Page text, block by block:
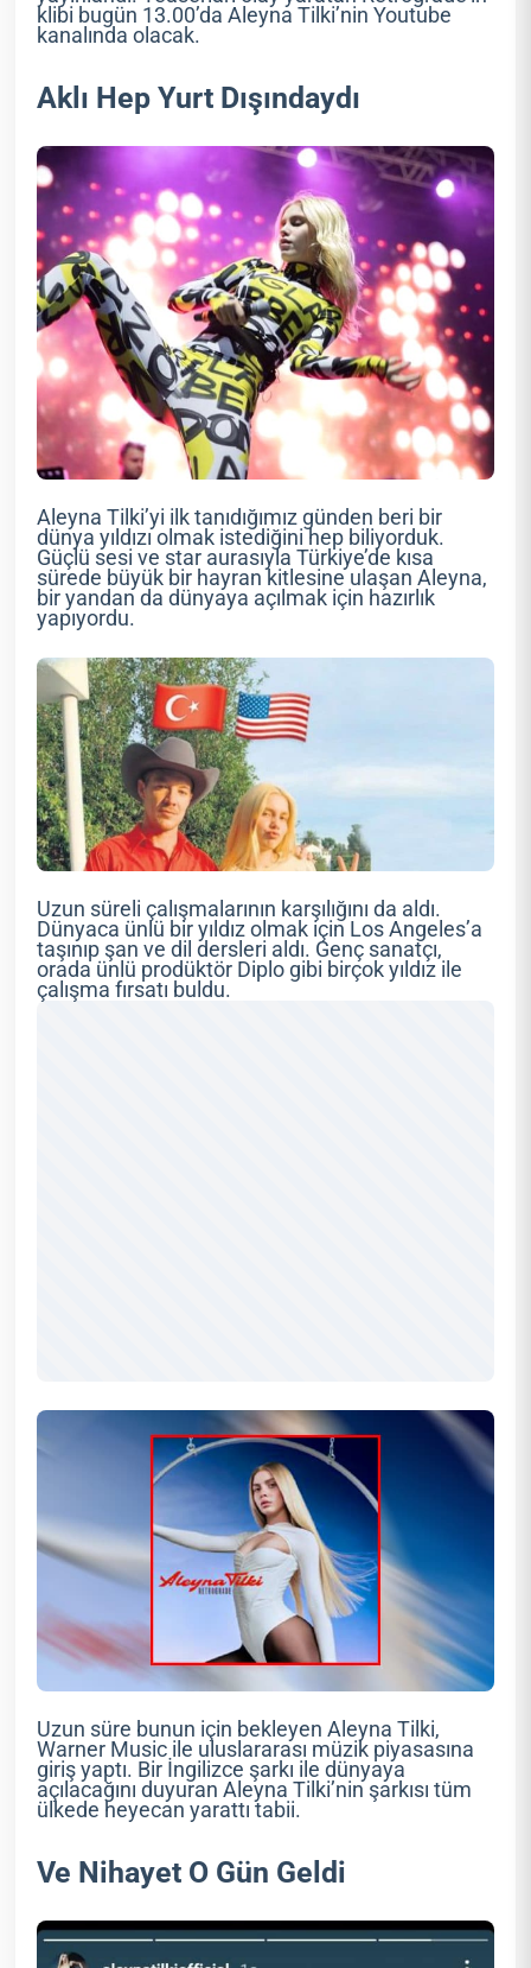
klibi bugün 13.00’da Aleyna Tilki’nin Youtube
kanalında olacak.
Aklı Hep Yurt Dışındaydı
Aleyna Tilki’yi ilk tanıdığımız günden beri bir
dünya yıldızı olmak istediğini hep biliyorduk.
Güçlü sesi ve star aurasıyla Türkiye’de kısa
sürede büyük bir hayran kitlesine ulaşan Aleyna,
bir yandan da dünyaya açılmak için hazırlık
yapıyordu.
Uzun süreli çalışmalarının karşılığını da aldı.
Dünyaca ünlü bir yıldız olmak için Los Angeles’a
taşınıp şan ve dil dersleri aldı. Genç sanatçı,
orada ünlü prodüktör Diplo gibi birçok yıldız ile
çalışma fırsatı buldu.
Uzun süre bunun için bekleyen Aleyna Tilki,
Warner Music ile uluslararası müzik piyasasına
giriş yaptı. Bir İngilizce şarkı ile dünyaya
açılacağını duyuran Aleyna Tilki’nin şarkısı tüm
ülkede heyecan yarattı tabii.
Ve Nihayet O Gün Geldi